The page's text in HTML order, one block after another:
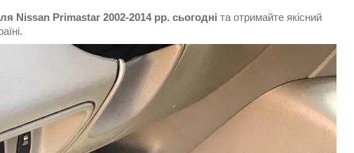
Nissan Primastar 2002-2014 рр. сьогодні та отримайте якісний